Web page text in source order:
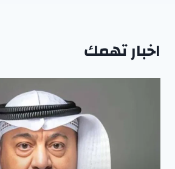
اخبار تهمك